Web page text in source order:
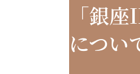
「銀
につい